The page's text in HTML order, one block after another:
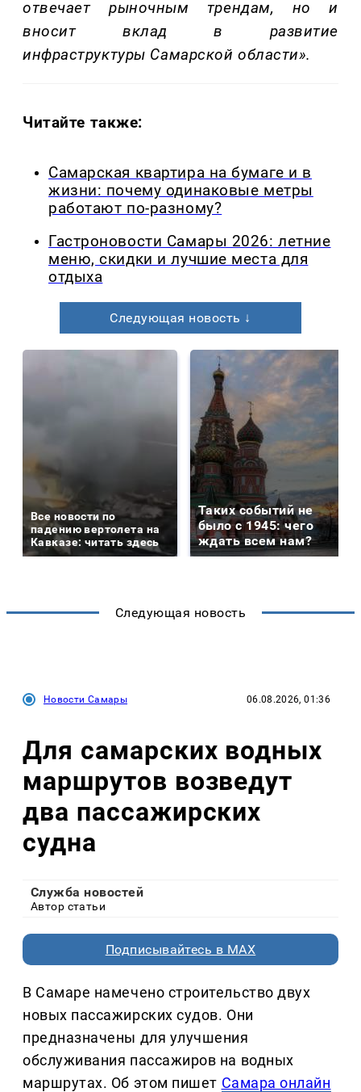
отвечает рыночным трендам, но и
вносит вклад в развитие
инфраструктуры Самарской области».
Читайте также:
Самарская квартира на бумаге и в
жизни: почему одинаковые метры
работают по-разному?
Гастроновости Самары 2026: летние
меню, скидки и лучшие места для
отдыха
Следующая новость ↓
Все новости по
падению вертолета на
Кавказе: читать здесь
Таких событий не
было с 1945: чего
ждать всем нам?
Следующая новость
Новости Самары 06.08.2026, 01:36
Для самарских водных
маршрутов возведут
два пассажирских
судна
Служба новостей
Автор статьи
Подписывайтесь в MAX
В Самаре намечено строительство двух
новых пассажирских судов. Они
предназначены для улучшения
обслуживания пассажиров на водных
маршрутах. Об этом пишет Самара онлайн